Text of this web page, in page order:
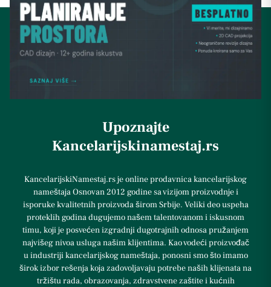
Upoznajte
Kancelarijskinamestaj.rs
KancelarijskiNamestaj.rs je online prodavnica kancelarijskog
nameštaja Osnovan 2012 godine sa vizijom proizvodnje i
isporuke kvalitetnih proizvoda širom Srbije. Veliki deo uspeha
proteklih godina dugujemo našem talentovanom i iskusnom
timu, koji je posvećen izgradnji dugotrajnih odnosa pružanjem
najvišeg nivoa usluga našim klijentima. Kao vodeći proizvođač
u industriji kancelarijskog nameštaja, ponosni smo što imamo
širok izbor rešenja koja zadovoljavaju potrebe naših klijenata na
tržištu rada, obrazovanja, zdravstvene zaštite i kućnih